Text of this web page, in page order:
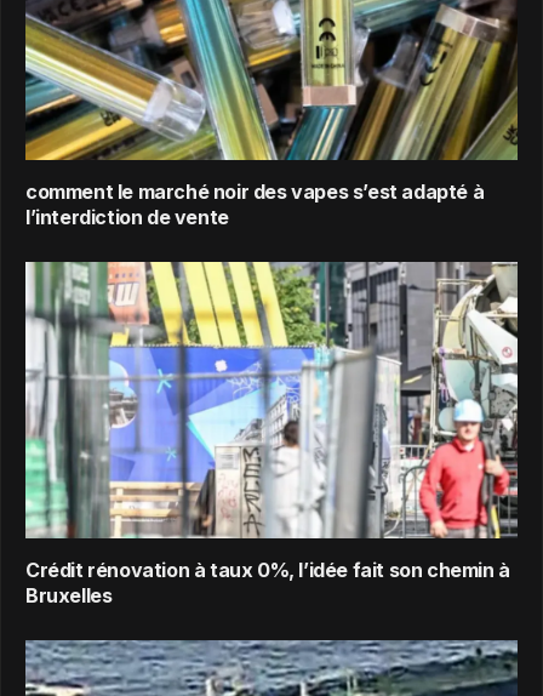
comment le marché noir des vapes s’est adapté à
l’interdiction de vente
Crédit rénovation à taux 0%, l’idée fait son chemin à
Bruxelles